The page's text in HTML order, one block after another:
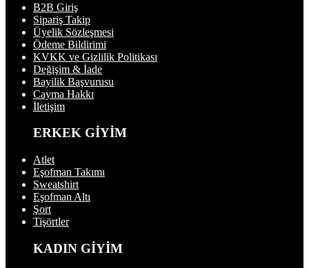
B2B Giriş
Sipariş Takip
Üyelik Sözleşmesi
Ödeme Bildirimi
KVKK ve Gizlilik Politikası
Değişim & İade
Bayilik Başvurusu
Cayma Hakkı
İletişim
ERKEK GİYİM
Atlet
Eşofman Takımı
Sweatshirt
Eşofman Altı
Şort
Tişörtler
KADIN GİYİM